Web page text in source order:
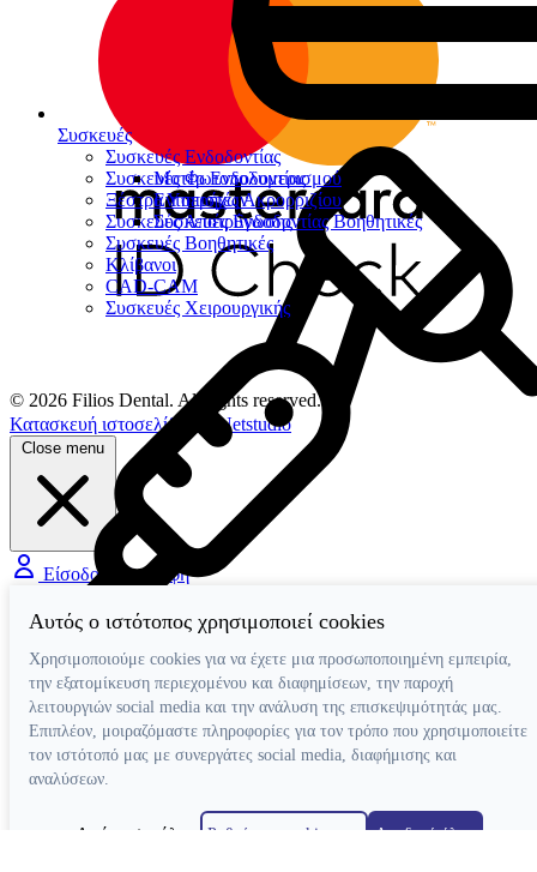
Συσκευές
Συσκευές Ενδοδοντίας
Μοτέρ Ενδοδοντίας
Εντοπιστές Ακρορριζίου
Συσκευές Ενδοδοντίας Βοηθητικές
Συσκευές Φωτοπολυμερισμού
Ξέστρα Υπερήχων
Συσκευές Αποτρύγωσης
Συσκευές Βοηθητικές
Κλίβανοι
CAD-CAM
Συσκευές Χειρουργικής
Χειρολαβές
Τουρμπίνες Airotor
Γωνιακές Micromotor
Γωνιακές Πολλαπλασιαστικές
Ευθείες Micromotor
Χειρουργικές Γωνιακές
Ταχυσύνδεσμοι
Λίπανση
© 2026 Filios Dental. All rights reserved.
Κατασκευή ιστοσελίδων
Netstudio
Close menu
Είσοδος / Εγγραφή
Αυτός ο ιστότοπος χρησιμοποιεί cookies
Χρησιμοποιούμε cookies για να έχετε μια προσωποποιημένη εμπειρία,
την εξατομίκευση περιεχομένου και διαφημίσεων, την παροχή
λειτουργιών social media και την ανάλυση της επισκεψιμότητάς μας.
Επιπλέον, μοιραζόμαστε πληροφορίες για τον τρόπο που χρησιμοποιείτε
τον ιστότοπό μας με συνεργάτες social media, διαφήμισης και
αναλύσεων.
Απόρριψη όλων Ρυθμίσεις cookies
Αποδοχή όλων